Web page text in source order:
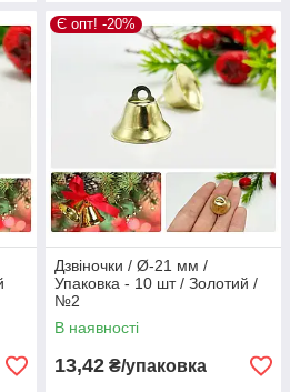
Є опт! -20%
Дзвіночки / Ø-21 мм /
Упаковка - 10 шт / Золотий /
№2
В наявності
13,42 ₴/упаковка